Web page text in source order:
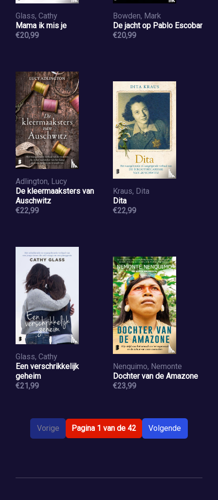
Glass, Cathy
Mama ik mis je
€20,99
Bowden, Mark
De jacht op Pablo Escobar
€20,99
Adlington, Lucy
De kleermaaksters van
Auschwitz
€22,99
Kraus, Dita
Dita
€22,99
Glass, Cathy
Een verschrikkelijk
geheim
€21,99
Nenquimo, Nemonte
Dochter van de Amazone
€23,99
Vorige Pagina 1 van de 42 Volgende